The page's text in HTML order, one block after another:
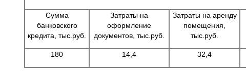
Сумма
банковского
кредита, тыс.руб.
Затраты на
оформление
документов, тыс.руб.
Затраты на аренду
помещения,
тыс.руб.
180 14,4 32,4